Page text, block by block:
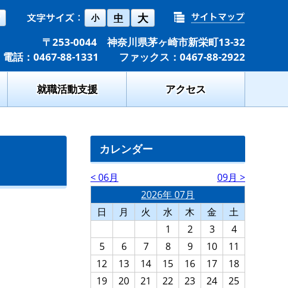
小 中 大
〒253-0044 神奈川県茅ヶ崎市新栄町13-32
電話：0467-88-1331 ファックス：0467-88-2922
就職活動支援 アクセス
カレンダー
< 06月
09月 >
2026年 07月
日
月 火 水 木 金
土
1
2 3
4
5
6 7 8 9 10
11
12
13 14 15 16 17
18
19
20 21 22 23 24
25